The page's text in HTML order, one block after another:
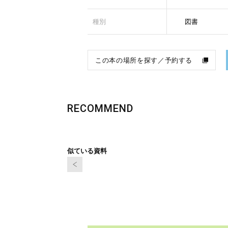
種別 図書
この本の場所を探す／予約する
RECOMMEND
似ている資料